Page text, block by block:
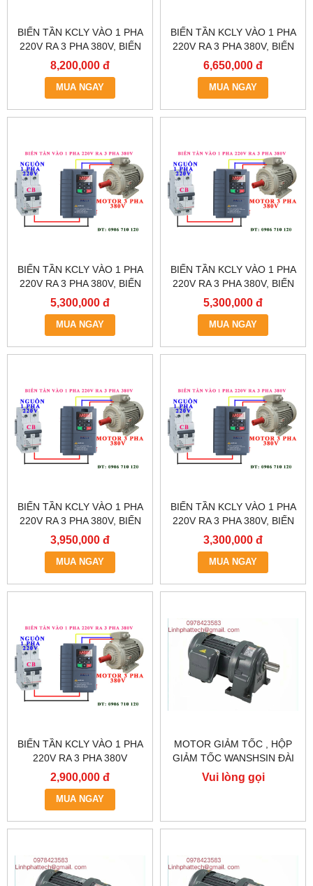
BIẾN TẦN KCLY VÀO 1 PHA
220V RA 3 PHA 380V, BIẾN
TẦN KCLY KOC600-011GT3-
B
8,200,000 đ
MUA NGAY
BIẾN TẦN KCLY VÀO 1 PHA
220V RA 3 PHA 380V, BIẾN
TẦN KCLY KOC600-
7R5GT3-B
6,650,000 đ
MUA NGAY
BIẾN TẦN KCLY VÀO 1 PHA
220V RA 3 PHA 380V, BIẾN
TẦN KCLY KOC600-
5R5GT3-B
5,300,000 đ
MUA NGAY
BIẾN TẦN KCLY VÀO 1 PHA
220V RA 3 PHA 380V, BIẾN
TẦN KCLY KOC600-
3R7GT3-B
5,300,000 đ
MUA NGAY
BIẾN TẦN KCLY VÀO 1 PHA
220V RA 3 PHA 380V, BIẾN
TẦN KCLY KOC600-
2R2GT3-B
3,950,000 đ
MUA NGAY
BIẾN TẦN KCLY VÀO 1 PHA
220V RA 3 PHA 380V, BIẾN
TẦN KCLY KOC600-
1R5GT3-B
3,300,000 đ
MUA NGAY
BIẾN TẦN KCLY VÀO 1 PHA
220V RA 3 PHA 380V
0.75KW, BIẾN TẦN KCLY
KOC600-R75GT3-B
2,900,000 đ
MUA NGAY
MOTOR GIẢM TỐC , HỘP
GIẢM TỐC WANSHSIN ĐÀI
LOAN GH40-2200-3S /
2.2KW 2200W 3HP
Vui lòng gọi